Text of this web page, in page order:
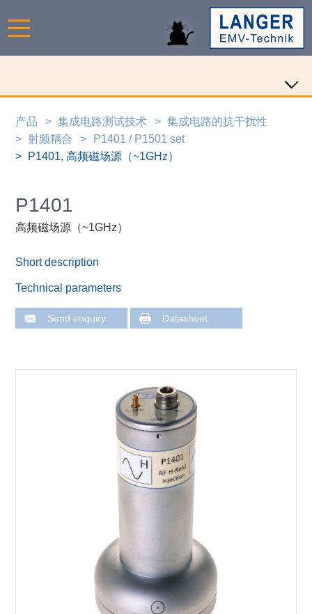
产品 集成电路测试技术
集成电路的抗干扰性
射频耦合
P1401 / P1501 set
P1401, 高频磁场源（~1GHz）
P1401
高频磁场源（~1GHz）
Short description
Technical parameters
Send enquiry Datasheet